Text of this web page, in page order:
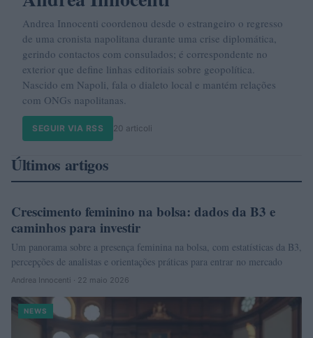
Andrea Innocenti coordenou desde o estrangeiro o regresso
de uma cronista napolitana durante uma crise diplomática,
gerindo contactos com consulados; é correspondente no
exterior que define linhas editoriais sobre geopolítica.
Nascido em Napoli, fala o dialeto local e mantém relações
com ONGs napolitanas.
SEGUIR VIA RSS 20 articoli
Últimos artigos
INVESTIMENTOS
Crescimento feminino na bolsa: dados da B3 e
caminhos para investir
Um panorama sobre a presença feminina na bolsa, com estatísticas da B3,
percepções de analistas e orientações práticas para entrar no mercado
Andrea Innocenti · 22 maio 2026
NEWS